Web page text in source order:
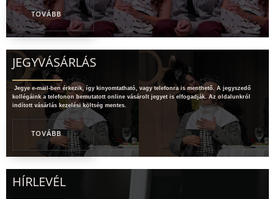
TOVÁBB
JEGYVÁSÁRLÁS
Jegye e-mail-ben érkezik, így kinyomtatható, vagy telefonra is menthető. A jegyszedő
kollégáink a telefonon bemutatott online vásárolt jegyet is elfogadják. Az oldalunkról
indított vásárlás kezelési költség mentes.
TOVÁBB
HÍRLEVÉL